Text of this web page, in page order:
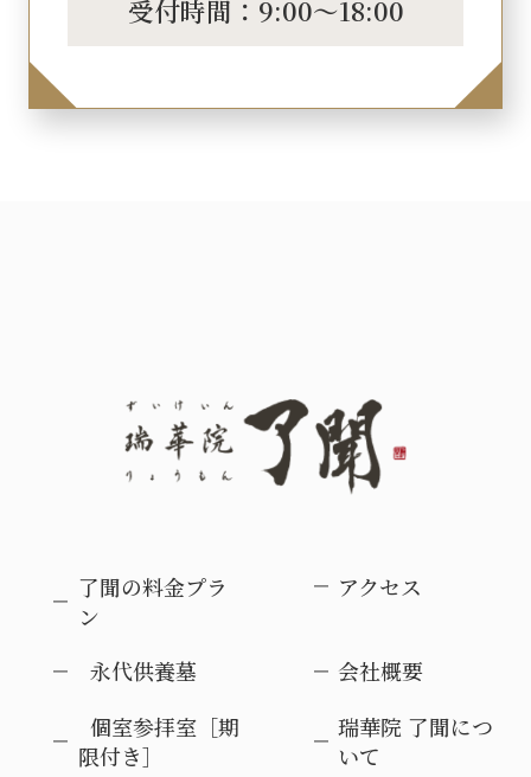
受付時間：9:00～18:00
了聞の料金プラ
ン
永代供養墓
個室参拝室［期
限付き］
アクセス
会社概要
瑞華院 了聞につ
いて